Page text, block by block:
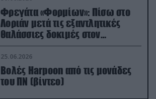
Φρεγάτα «Φορμίων»: Πίσω στο
Λοριάν μετά τις εξαντλητικές
θαλάσσιες δοκιμές στον
απαιτητικό Βισκαϊκό
25.06.2026
Βολές Harpoon από τις μονάδες
του ΠΝ (βίντεο)